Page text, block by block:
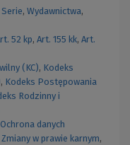
Serie, Wydawnictwa,
52 kp, Art. 155 kk, Art.
(KC), Kodeks
, Kodeks Postępowania
Rodzinny i
Ochrona danych
Zmiany w prawie karnym,